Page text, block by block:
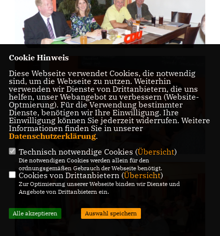
Cookie Hinweis
Diese Webseite verwendet Cookies, die notwendig
sind, um die Webseite zu nutzen. Weiterhin
verwenden wir Dienste von Drittanbietern, die uns
helfen, unser Webangebot zu verbessern (Website-
Optmierung). Für die Verwendung bestimmter
Dienste, benötigen wir Ihre Einwilligung. Ihre
Einwilligung können Sie jederzeit widerrufen. Weitere
Informationen finden Sie in unserer
Datenschutzerklärung.
Technisch notwendige Cookies (Übersicht)
Die notwendigen Cookies werden allein für den
ordnungsgemäßen Gebrauch der Webseite benötigt.
Cookies von Drittanbietern (Übersicht)
Zur Optimierung unserer Webseite binden wir Dienste und
Angebote von Drittanbietern ein.
Alle akzeptieren Auswahl speichern